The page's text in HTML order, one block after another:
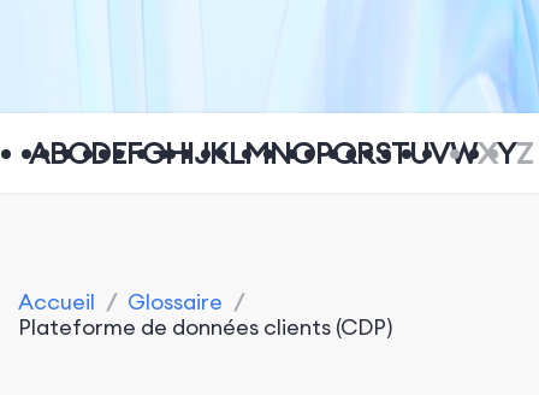
ABCDEFGHIJKLMNOPQRSTUVWXYZ
Accueil / Glossaire /
Plateforme de données clients (CDP)